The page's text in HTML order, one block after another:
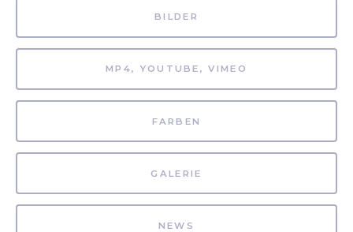
BILDER
MP4, YOUTUBE, VIMEO
FARBEN
GALERIE
NEWS